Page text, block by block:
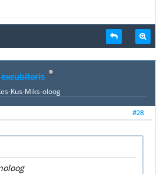
excubitoris
Kus-Miks-oloog
#28